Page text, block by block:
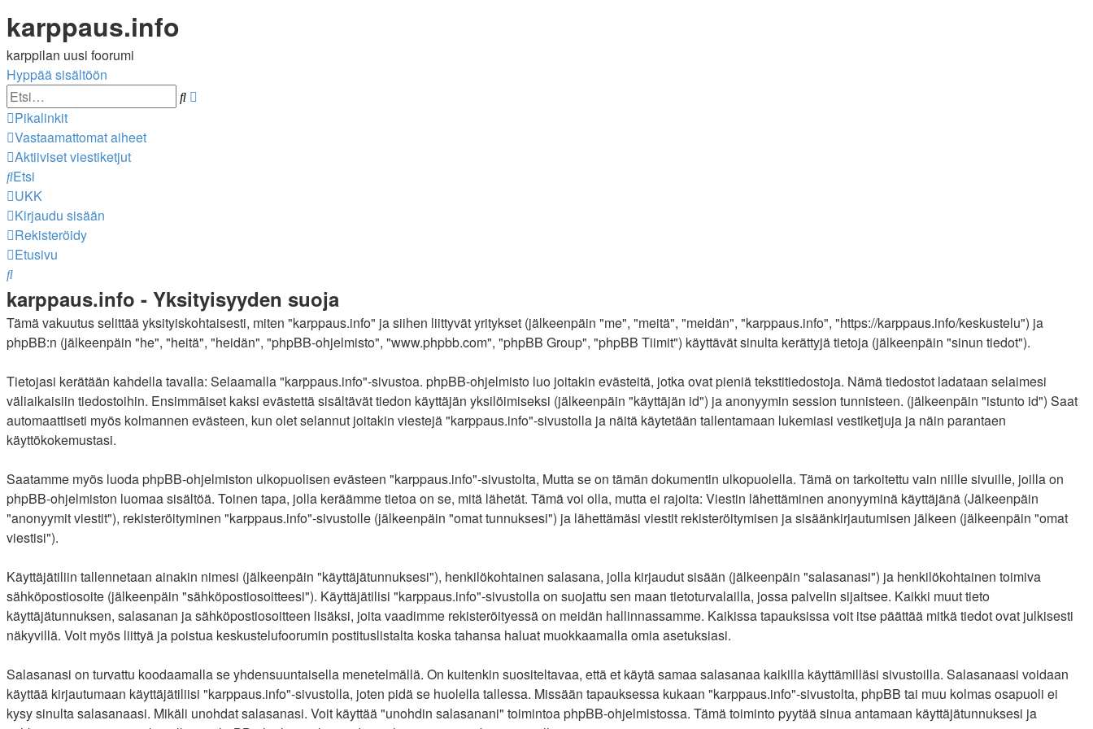
karppaus.info
karppilan uusi foorumi
Hyppää sisältöön
Etsi
Pikalinkit
Vastaamattomat aiheet
Aktiiviset viestiketjut
Etsi
UKK
Kirjaudu sisään
Rekisteröidy
Etusivu
Etsi
karppaus.info - Yksityisyyden suoja
Tämä vakuutus selittää yksityiskohtaisesti, miten "karppaus.info" ja siihen liittyvät yritykset (jälkeenpäin "me", "meitä", "meidän", "karppaus.info", "https://karppaus.info/keskustelu") ja
phpBB:n (jälkeenpäin "he", "heitä", "heidän", "phpBB-ohjelmisto", "www.phpbb.com", "phpBB Group", "phpBB Tiimit") käyttävät sinulta kerättyjä tietoja (jälkeenpäin "sinun tiedot").
Tietojasi kerätään kahdella tavalla: Selaamalla "karppaus.info"-sivustoa. phpBB-ohjelmisto luo joitakin evästeitä, jotka ovat pieniä tekstitiedostoja. Nämä tiedostot ladataan selaimesi
väliaikaisiin tiedostoihin. Ensimmäiset kaksi evästettä sisältävät tiedon käyttäjän yksilöimiseksi (jälkeenpäin "käyttäjän id") ja anonyymin session tunnisteen. (jälkeenpäin "istunto id") Saat
automaattiseti myös kolmannen evästeen, kun olet selannut joitakin viestejä "karppaus.info"-sivustolla ja näitä käytetään tallentamaan lukemiasi vestiketjuja ja näin parantaen
käyttökokemustasi.
Saatamme myös luoda phpBB-ohjelmiston ulkopuolisen evästeen "karppaus.info"-sivustolta, Mutta se on tämän dokumentin ulkopuolella. Tämä on tarkoitettu vain niille sivuille, joilla on
phpBB-ohjelmiston luomaa sisältöä. Toinen tapa, jolla keräämme tietoa on se, mitä lähetät. Tämä voi olla, mutta ei rajoita: Viestin lähettäminen anonyyminä käyttäjänä (Jälkeenpäin
"anonyymit viestit"), rekisteröityminen "karppaus.info"-sivustolle (jälkeenpäin "omat tunnuksesi") ja lähettämäsi viestit rekisteröitymisen ja sisäänkirjautumisen jälkeen (jälkeenpäin "omat
viestisi").
Käyttäjätiliin tallennetaan ainakin nimesi (jälkeenpäin "käyttäjätunnuksesi"), henkilökohtainen salasana, jolla kirjaudut sisään (jälkeenpäin "salasanasi") ja henkilökohtainen toimiva
sähköpostiosoite (jälkeenpäin "sähköpostiosoitteesi"). Käyttäjätilisi "karppaus.info"-sivustolla on suojattu sen maan tietoturvalailla, jossa palvelin sijaitsee. Kaikki muut tieto
käyttäjätunnuksen, salasanan ja sähköpostiosoitteen lisäksi, joita vaadimme rekisteröityessä on meidän hallinnassamme. Kaikissa tapauksissa voit itse päättää mitkä tiedot ovat julkisesti
näkyvillä. Voit myös liittyä ja poistua keskustelufoorumin postituslistalta koska tahansa haluat muokkaamalla omia asetuksiasi.
Salasanasi on turvattu koodaamalla se yhdensuuntaisella menetelmällä. On kuitenkin suositeltavaa, että et käytä samaa salasanaa kaikilla käyttämilläsi sivustoilla. Salasanaasi voidaan
käyttää kirjautumaan käyttäjätiliisi "karppaus.info"-sivustolla, joten pidä se huolella tallessa. Missään tapauksessa kukaan "karppaus.info"-sivustolta, phpBB tai muu kolmas osapuoli ei
kysy sinulta salasanaasi. Mikäli unohdat salasanasi. Voit käyttää "unohdin salasanani" toimintoa phpBB-ohjelmistossa. Tämä toiminto pyytää sinua antamaan käyttäjätunnuksesi ja